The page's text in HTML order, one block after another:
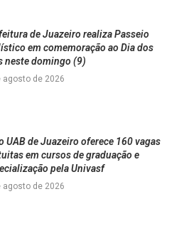
de Juazeiro realiza Passeio
em comemoração ao Dia dos
neste domingo (9)
agosto de 2026
UAB de Juazeiro oferece 160 vagas
em cursos de graduação e
pela Univasf
agosto de 2026